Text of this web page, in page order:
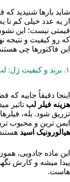
شاید بارها شنیدید
از یه عدد خیلی کم تا
قیمتی نیست؛ این
که رو کیفیت و نتیجه
این فاکتورها چی
۱. برند و کیفیت ژل: لب‌ های شما لایق بهترین‌ ها هستند
اینجا دقیقاً جاییه
هزینه فیلر لب تاثیر
تزریق شود. بله،
ایمن‌ ترین و محبوب‌
هیالورونیک اسید
این ماده جادویی،
پیدا میشه و کارش
هاست.